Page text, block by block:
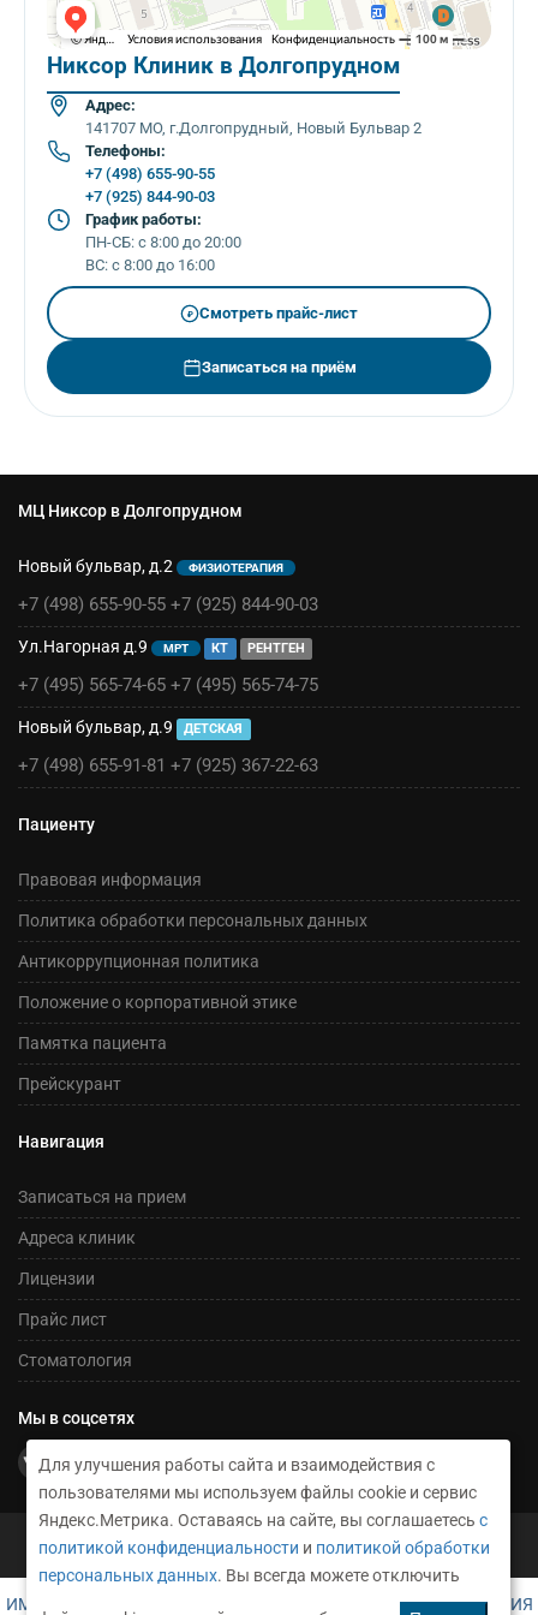
Никсор Клиник в Долгопрудном
Адрес:
141707 МО, г.Долгопрудный, Новый Бульвар 2
Телефоны:
+7 (498) 655-90-55
+7 (925) 844-90-03
График работы:
ПН-СБ: с 8:00 до 20:00
ВС: с 8:00 до 16:00
₽ Смотреть прайс-лист
Записаться на приём
Для улучшения работы сайта и взаимодействия с
пользователями мы используем файлы cookie и сервис
Яндекс.Метрика. Оставаясь на сайте, вы соглашаетесьс
политикой конфиденциальности и политикой обработки
персональных данных. Вы всегда можете отключить
МЦ Никсор в Долгопрудном
Новый бульвар, д.2 ФИЗИОТЕРАПИЯ
+7 (498) 655-90-55 +7 (925) 844-90-03
Ул.Нагорная д.9 МРТ КТ РЕНТГЕН
+7 (495) 565-74-65 +7 (495) 565-74-75
Новый бульвар, д.9 ДЕТСКАЯ
+7 (498) 655-91-81 +7 (925) 367-22-63
Пациенту
Правовая информация
Политика обработки персональных данных
Антикоррупционная политика
Положение о корпоративной этике
Памятка пациента
Прейскурант
Навигация
Записаться на прием
Адреса клиник
Лицензии
Прайс лист
Стоматология
Мы в соцсетях
©2026 Сеть медицинских центров Никсор
ИМЕЮТСЯ ПРОТИВОПОКАЗАНИЯ. НЕОБХОДИМА КОНСУЛЬТАЦИЯ